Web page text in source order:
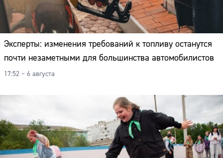
Эксперты: изменения требований к топливу останутся
почти незаметными для большинства автомобилистов
17:52 – 6 августа